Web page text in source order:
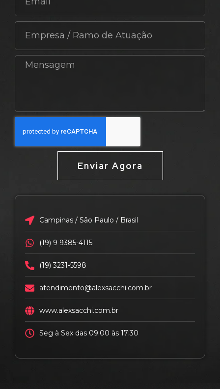
Enviar Agora
Campinas / São Paulo / Brasil
(19) 9 9385-4115
(19) 3231-5598
atendimento@alexsacchi.com.br
www.alexsacchi.com.br
Seg à Sex das 09:00 às 17:30